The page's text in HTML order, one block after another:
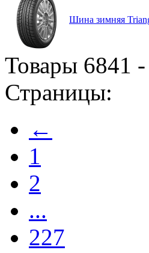
Шина зимняя
Товары 6841
Страницы:
←
1
2
...
227